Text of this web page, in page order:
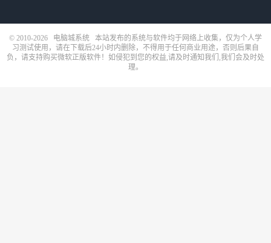
© 2010-2026 电脑城系统 本站发布的系统与软件均于网络上收集，仅为个人学
习测试使用，请在下载后24小时内删除，不得用于任何商业用途，否则后果自
负，请支持购买微软正版软件！如侵犯到您的权益,请及时通知我们,我们会及时处
理。